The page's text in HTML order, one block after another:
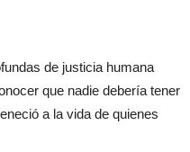
de justicia humana
que nadie debería tener
a la vida de quienes